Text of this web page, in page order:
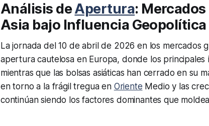
Análisis deApertura:
Asia bajo Influencia
La jornada del 10 de abril de 2026 en los mercados
apertura cautelosa en Europa, donde los
mientras que las bolsas asiáticas han cerrado en su
en torno a la frágil tregua en Oriente Medio y las
continúan siendo los factores dominantes que